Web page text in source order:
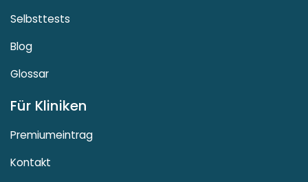
Selbsttests
Blog
Glossar
Für Kliniken
Premiumeintrag
Kontakt